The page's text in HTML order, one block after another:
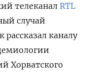
телеканал RTL
случай
рассказал каналу
Хорватского